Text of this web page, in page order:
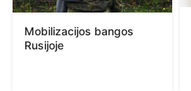
Mobilizacijos bangos
Rusijoje